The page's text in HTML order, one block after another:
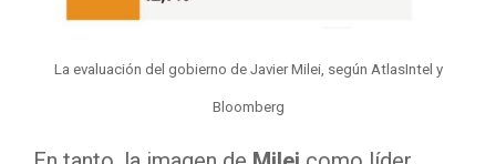
La evaluación del gobierno de Javier Milei, según AtlasIntel y
Bloomberg